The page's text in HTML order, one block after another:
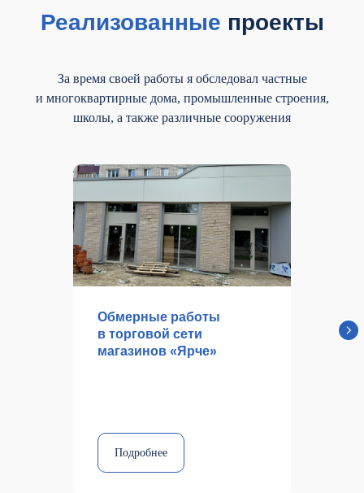
Реализованные проекты
За время своей работы я обследовал частные
и многоквартирные дома, промышленные строения,
школы, а также различные сооружения
Обмерные работы
в торговой сети
магазинов «Ярче»
Подробнее